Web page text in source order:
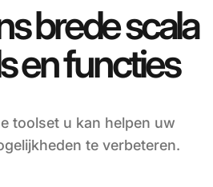
brede scala
en functies
toolset u kan helpen uw
te verbeteren.